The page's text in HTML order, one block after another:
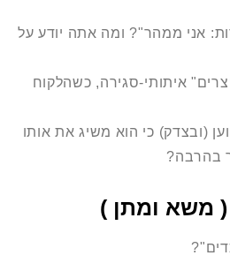
אני ממהר"? ומה אתה יודע על
איתותי-סגירה, כשהלקוח
(ובצדק) כי הוא משיג את אותו
בהרבה?
משא ומתן )